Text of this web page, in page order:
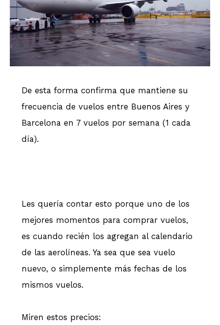
De esta forma confirma que mantiene su
frecuencia de vuelos entre Buenos Aires y
Barcelona en 7 vuelos por semana (1 cada
día).
Les quería contar esto porque uno de los
mejores momentos para comprar vuelos,
es cuando recién los agregan al calendario
de las aerolíneas. Ya sea que sea vuelo
nuevo, o simplemente más fechas de los
mismos vuelos.
Miren estos precios: